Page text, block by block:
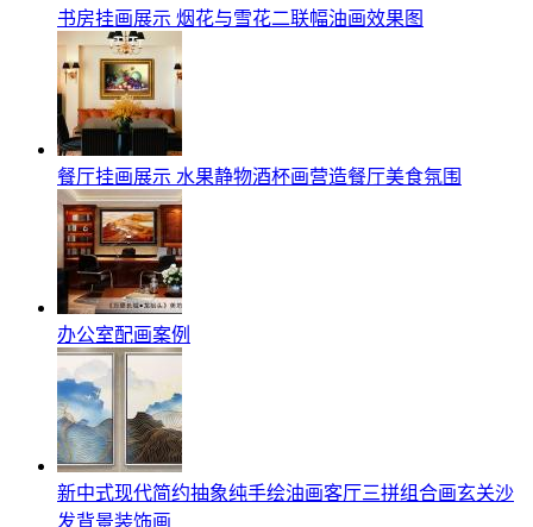
书房挂画展示 烟花与雪花二联幅油画效果图
餐厅挂画展示 水果静物酒杯画营造餐厅美食氛围
办公室配画案例
新中式现代简约抽象纯手绘油画客厅三拼组合画玄关沙
发背景装饰画